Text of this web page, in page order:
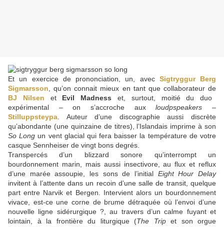
Et un exercice de prononciation, un, avec Sigtryggur Berg
Sigmarsson , qu’on connait mieux en tant que collaborateur de
BJ Nilsen et Evil Madness et, surtout, moitié du duo
expérimental – on s’accroche auxloudpspeakers –
Stilluppsteypa . Auteur d’une discographie aussi discrète
qu’abondante (une quinzaine de titres), l’Islandais imprime à son
So Long un vent glacial qui fera baisser la température de votre
casque Sennheiser de vingt bons degrés.
Transpercés d’un blizzard sonore qu’interrompt un
bourdonnement marin, mais aussi insectivore, au flux et reflux
d’une marée assoupie, les sons de l’initial Eight Hour Delay
invitent à l’attente dans un recoin d’une salle de transit, quelque
part entre Narvik et Bergen. Intervient alors un bourdonnement
vivace, est-ce une corne de brume détraquée où l’envoi d’une
nouvelle ligne sidérurgique ?, au travers d’un calme fuyant et
lointain, à la frontière du liturgique (The Tripet son orgue